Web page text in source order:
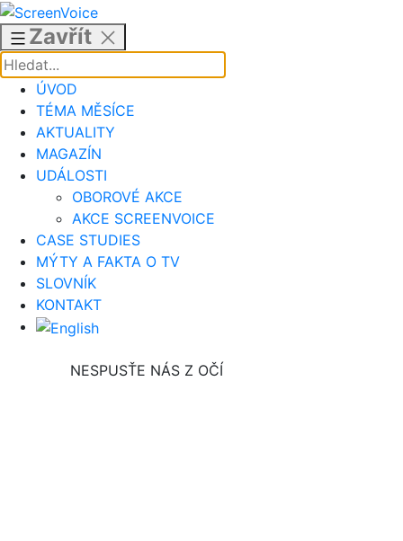
Přejít
obsahu
Zavřít
ÚVOD
TÉMA MĚSÍCE
AKTUALITY
MAGAZÍN
UDÁLOSTI
OBOROVÉ AKCE
AKCE SCREENVOICE
CASE STUDIES
MÝTY A FAKTA O TV
SLOVNÍK
KONTAKT
NESPUSŤE NÁS Z OČÍ